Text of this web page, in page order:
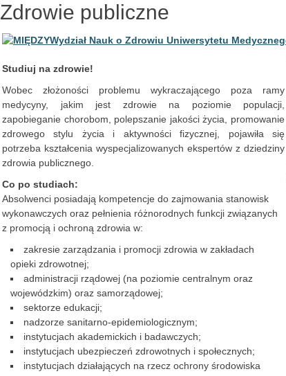
Zdrowie publiczne
Studiuj na zdrowie!
Wobec złożoności problemu wykraczającego poza ramy
medycyny, jakim jest zdrowie na poziomie populacji,
zapobieganie chorobom, polepszanie jakości życia, promowanie
zdrowego stylu życia i aktywności fizycznej, pojawiła się
potrzeba kształcenia wyspecjalizowanych ekspertów z dziedziny
zdrowia publicznego.
Co po studiach:
Absolwenci posiadają kompetencje do zajmowania stanowisk
wykonawczych oraz pełnienia różnorodnych funkcji związanych
z promocją i ochroną zdrowia w:
zakresie zarządzania i promocji zdrowia w zakładach
opieki zdrowotnej;
administracji rządowej (na poziomie centralnym oraz
wojewódzkim) oraz samorządowej;
sektorze edukacji;
nadzorze sanitarno-epidemiologicznym;
instytucjach akademickich i badawczych;
instytucjach ubezpieczeń zdrowotnych i społecznych;
instytucjach działających na rzecz ochrony środowiska